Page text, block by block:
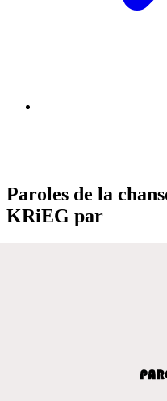
Paroles de la
KRiEG par